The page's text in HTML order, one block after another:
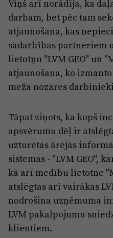
Viņš arī norādīja, ka
darbam, bet pēc tam
atjaunošana, kas
sadarbības partneriem
lietotņu "LVM GEO" un
atjaunošana, ko
meža nozares
Tāpat ziņots, ka kopš
apsvērumu dēļ ir
uzturētās ārējās
sistēmas - "LVM GEO",
kā arī medību lietotne
atslēgtas arī vairākas
nodrošina uzņēmuma
LVM pakalpojumu
klientiem.